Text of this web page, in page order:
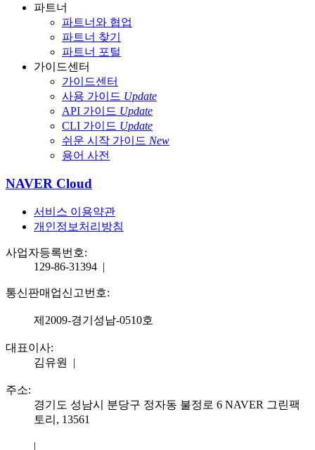
파트너
파트너와 협업
파트너 찾기
파트너 포털
가이드센터
가이드센터
사용 가이드 Update
API 가이드 Update
CLI 가이드 Update
쉬운 시작 가이드 New
용어 사전
NAVER Cloud
서비스 이용약관
개인정보처리방침
사업자등록번호:
129-86-31394 |
통신판매업신고번호:
제2009-경기성남-0510호
대표이사:
김유원 |
주소:
경기도 성남시 분당구 정자동 불정로 6 NAVER 그린팩
토리, 13561
|